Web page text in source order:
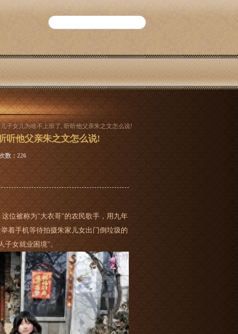
子女儿为啥不上班了, 听听他父亲朱之文怎么说!
听他父亲朱之文怎么说!
数：226
位被称为"大衣哥"的农民歌手，用九年
着手机等待拍摄朱家儿女出门倒垃圾的
子女就业困境"。